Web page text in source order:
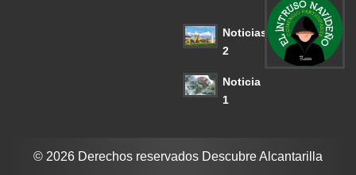
Noticias
2
Noticia
1
© 2026 Derechos reservados Descubre Alcantarilla